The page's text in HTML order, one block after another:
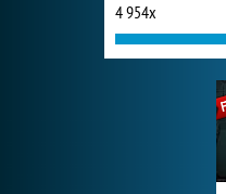
4 954x